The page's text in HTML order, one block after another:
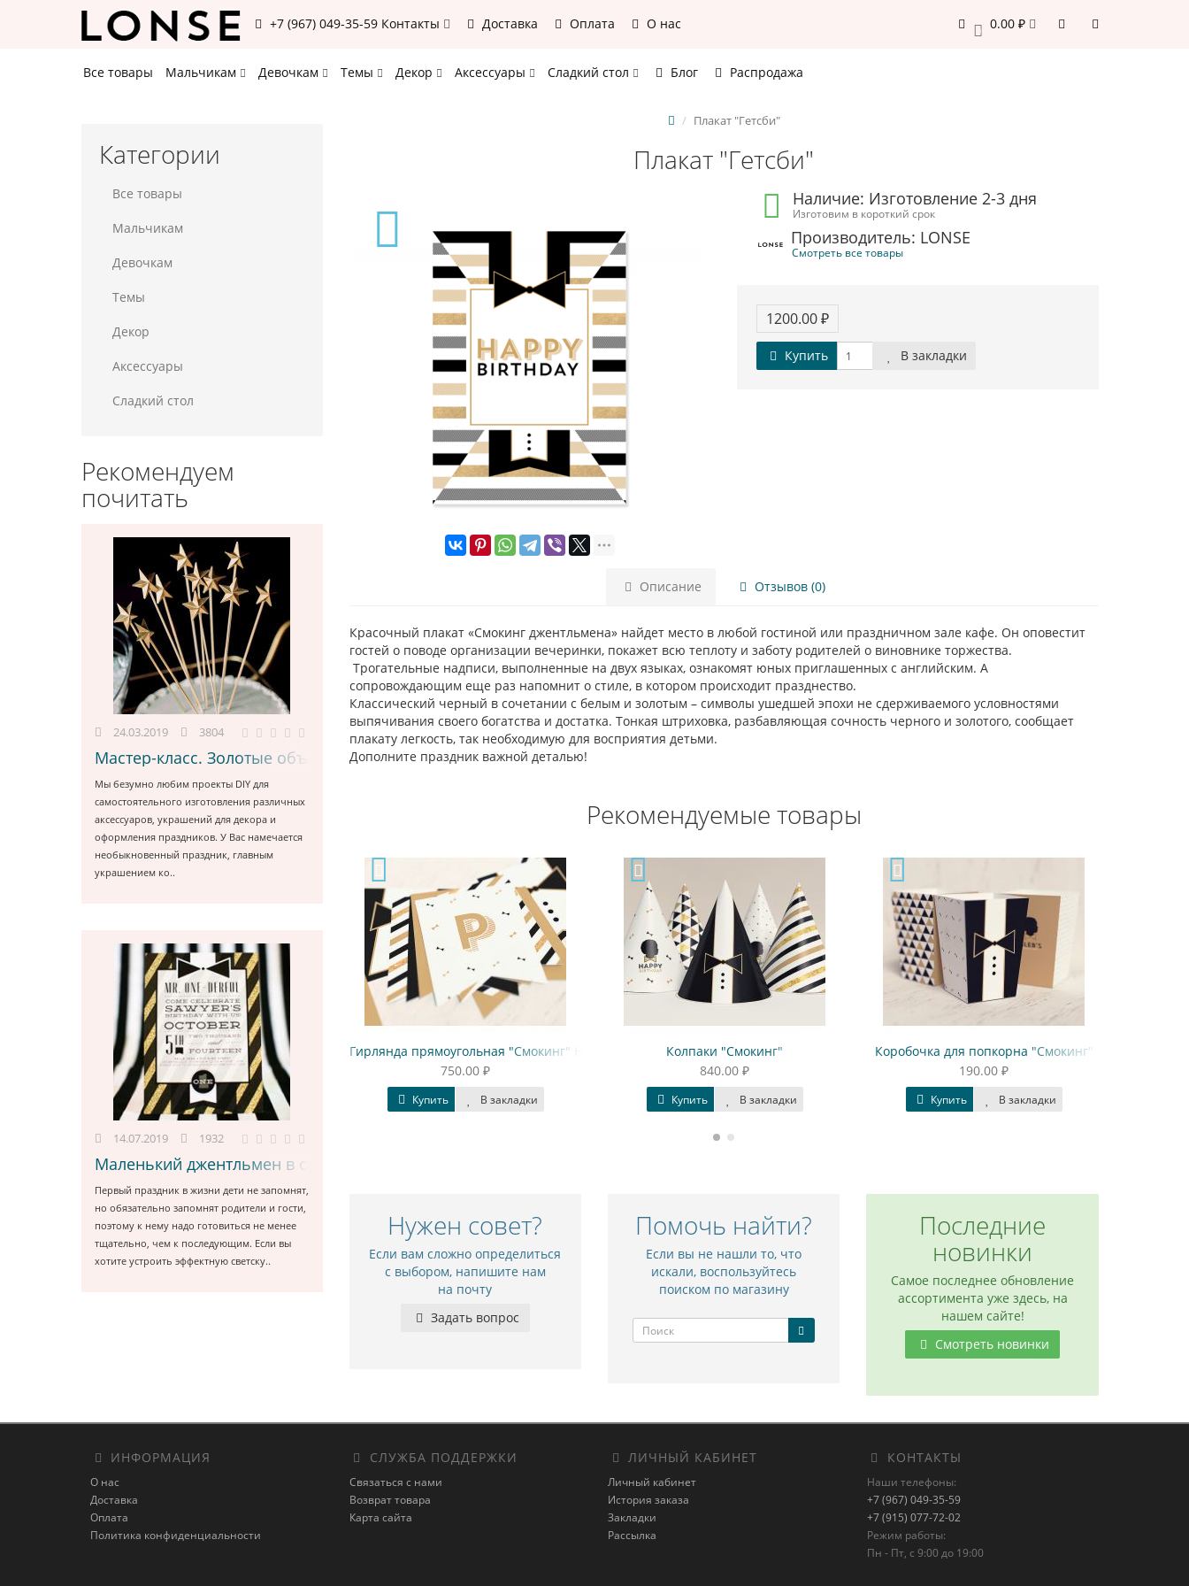
+7 (967) 049-35-59 Контакты Доставка Оплата О нас 0 0.00 ₽
Все товары Мальчикам Девочкам Темы Декор Аксессуары Сладкий стол Блог Распродажа
Категории
Все товары
Мальчикам
Девочкам
Темы
Декор
Аксессуары
Сладкий стол
Рекомендуем
почитать
24.03.2019 3804
Мастер-класс. Золотые объемные топперы в форме звезды.
Мы безумно любим проекты DIY для
самостоятельного изготовления различных
аксессуаров, украшений для декора и
оформления праздников. У Вас намечается
необыкновенный праздник, главным
украшением ко..
14.07.2019 1932
Маленький джентльмен в смокинге
Первый праздник в жизни дети не запомнят,
но обязательно запомнят родители и гости,
поэтому к нему надо готовиться не менее
тщательно, чем к последующим. Если вы
хотите устроить эффектную светску..
Плакат "Гетсби"
Плакат "Гетсби"
Наличие: Изготовление 2-3 дня
Изготовим в короткий срок
Производитель: LONSE
Смотреть все товары
1200.00 ₽
Купить В закладки
Описание Отзывов (0)
Красочный плакат «Смокинг джентльмена» найдет место в любой гостиной или праздничном зале кафе. Он оповестит
гостей о поводе организации вечеринки, покажет всю теплоту и заботу родителей о виновнике торжества.
Трогательные надписи, выполненные на двух языках, ознакомят юных приглашенных с английским. А
сопровождающим еще раз напомнит о стиле, в котором происходит празднество.
Классический черный в сочетании с белым и золотым – символы ушедшей эпохи не сдерживаемого условностями
выпячивания своего богатства и достатка. Тонкая штриховка, разбавляющая сочность черного и золотого, сообщает
плакату легкость, так необходимую для восприятия детьми.
Дополните праздник важной деталью!
Рекомендуемые товары
для капкейков "Смокинг"
480.00 ₽
В закладки
Гирлянда прямоугольная "Смокинг" Happy birthday
В закладки
Колпаки "Смокинг"
В закладки
Коробочка для попкорна "Смокинг"
В закладки
Гирлянда-круги "Монохром.
Нужен совет?
Если вам сложно определиться
с выбором, напишите нам
на почту
Задать вопрос
Помочь найти?
Если вы не нашли то, что
искали, воспользуйтесь
поиском по магазину
Последние
новинки
Самое последнее обновление
ассортимента уже здесь, на
нашем сайте!
Смотреть новинки
ИНФОРМАЦИЯ
О нас
Доставка
Оплата
Политика конфиденциальности
СЛУЖБА ПОДДЕРЖКИ
Связаться с нами
Возврат товара
Карта сайта
ЛИЧНЫЙ КАБИНЕТ
Личный кабинет
История заказа
Закладки
Рассылка
КОНТАКТЫ
Наши телефоны:
+7 (967) 049-35-59
+7 (915) 077-72-02
Режим работы:
Пн - Пт, с 9:00 до 19:00